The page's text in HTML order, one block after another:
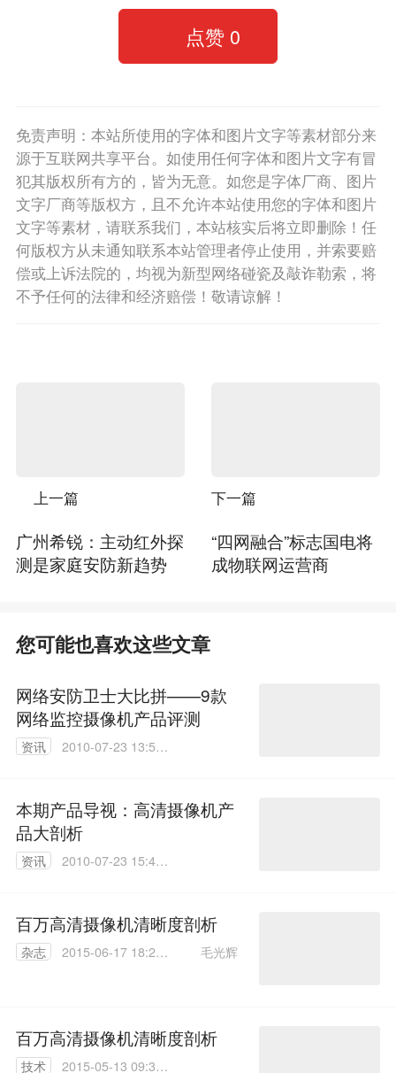
点赞 0
免责声明：本站所使用的字体和图片文字等素材部分来
源于互联网共享平台。如使用任何字体和图片文字有冒
犯其版权所有方的，皆为无意。如您是字体厂商、图片
文字厂商等版权方，且不允许本站使用您的字体和图片
文字等素材，请联系我们，本站核实后将立即删除！任
何版权方从未通知联系本站管理者停止使用，并索要赔
偿或上诉法院的，均视为新型网络碰瓷及敲诈勒索，将
不予任何的法律和经济赔偿！敬请谅解！
上一篇
广州希锐：主动红外探
测是家庭安防新趋势
下一篇
“四网融合”标志国电将
成物联网运营商
您可能也喜欢这些文章
网络安防卫士大比拼——9款
网络监控摄像机产品评测
资讯
2010-07-23 13:56:
本期产品导视：高清摄像机产
品大剖析
资讯
2010-07-23 15:40:
百万高清摄像机清晰度剖析
杂志
2015-06-17 18:28:
毛光辉
百万高清摄像机清晰度剖析
技术 2015-05-13 09:39: